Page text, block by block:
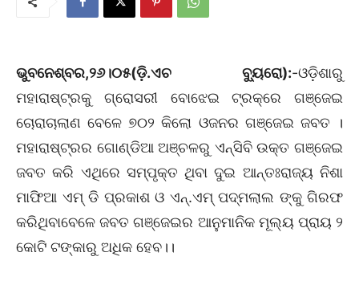
ଭୁବନେଶ୍ବର,୨୬।୦୫(ଡ଼ି.ଏଚ ବ୍ୟୁରୋ):-ଓଡ଼ିଶାରୁ
ମହାରାଷ୍ଟ୍ରକୁ ଗ୍ରୋସରୀ ବୋଝେଇ ଟ୍ରକ୍ରେ ଗଞ୍ଜେଇ
ଚୋରାଚାଲାଣ ବେଳେ ୭୦୨ କିଲୋ ଓଜନର ଗଞ୍ଜେଇ ଜବତ ।
ମହାରାଷ୍ଟ୍ରର ଗୋଣ୍ଡିଆ ଅଞ୍ଚଳରୁ ଏନ୍ସିବି ଉକ୍ତ ଗଞ୍ଜେଇ
ଜବତ କରି ଏଥିରେ ସମ୍ପୃକ୍ତ ଥିବା ଦୁଇ ଆନ୍ତଃରାଜ୍ୟ ନିଶା
ମାଫିଆ ଏମ୍ ଡି ପ୍ରକାଶ ଓ ଏନ୍.ଏମ୍ ପଦ୍ମଲାଲ ଙ୍କୁ ଗିରଫ
କରିଥିବାବେଳେ ଜବତ ଗଞ୍ଜେଇର ଆନୁମାନିକ ମୂଲ୍ୟ ପ୍ରାୟ ୨
କୋଟି ଟଙ୍କାରୁ ଅଧିକ ହେବ।।